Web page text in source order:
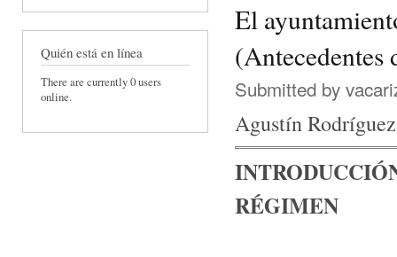
Quién está en línea
There are currently 0 users
online.
El
(Antecedentes
Submitted by
Agustín
RÉGIMEN